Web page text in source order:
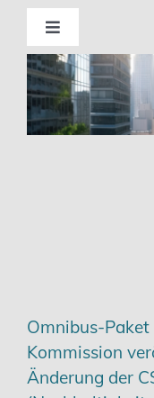
Skip
content
Toggle
Navigation
Standorte
Beratung
Digitalisierung |
Omnibus-
Kommission
Änderung der